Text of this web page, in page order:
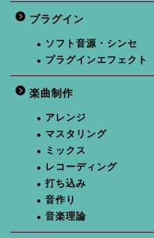
プラグイン
ソフト音源・シンセ
プラグインエフェクト
楽曲制作
アレンジ
マスタリング
ミックス
レコーディング
打ち込み
音作り
音楽理論